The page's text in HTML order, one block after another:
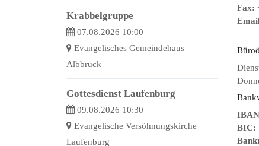
Krabbelgruppe
07.08.2026 10:00
Evangelisches Gemeindehaus
Albbruck
Gottesdienst Laufenburg
09.08.2026 10:30
Evangelische Versöhnungskirche
Laufenburg
Fax:
BIC: